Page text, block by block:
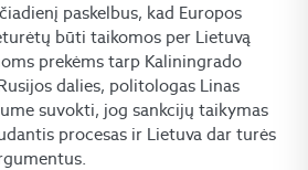
paskelbus, kad Europos
būti taikomos per Lietuvą
prekėms tarp Kaliningrado
dalies, politologas Linas
suvokti, jog sankcijų taikymas
procesas ir Lietuva dar turės